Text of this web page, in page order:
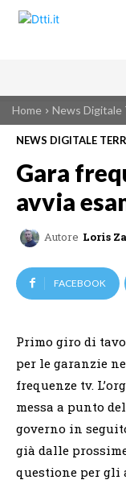
Home News Digitale
NEWS DIGITALE
Gara
avvia
Autore Loris
FACEBOOK
Primo giro di
per le garanzie
frequenze tv.
messa a punto
governo in
già dalle
questione per gli